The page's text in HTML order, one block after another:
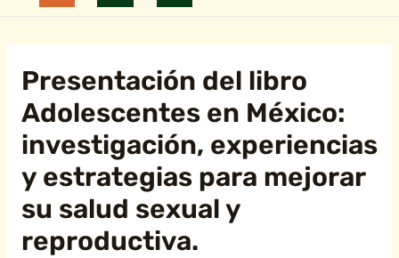
Presentación del libro
Adolescentes en México:
investigación, experiencias
y estrategias para mejorar
su salud sexual y
reproductiva.